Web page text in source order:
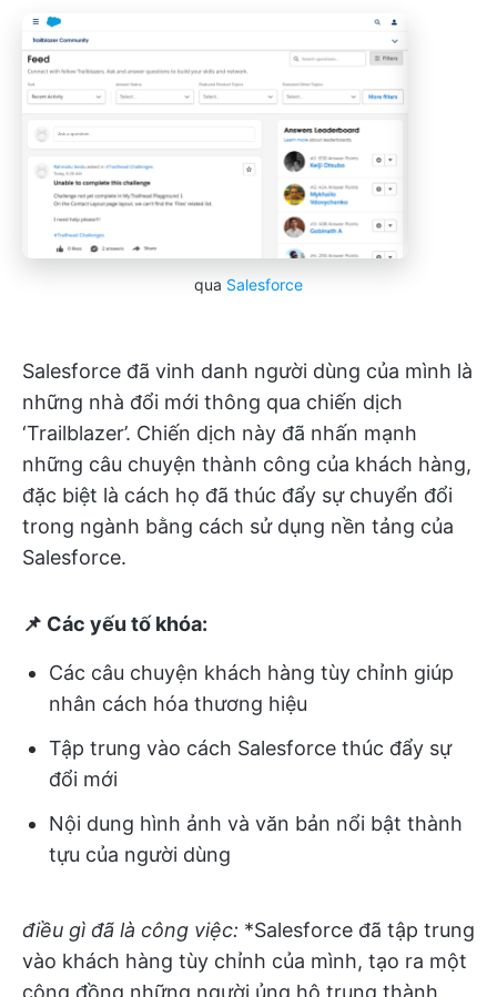
qua Salesforce
Salesforce đã vinh danh người dùng của mình là
những nhà đổi mới thông qua chiến dịch
‘Trailblazer’. Chiến dịch này đã nhấn mạnh
những câu chuyện thành công của khách hàng,
đặc biệt là cách họ đã thúc đẩy sự chuyển đổi
trong ngành bằng cách sử dụng nền tảng của
Salesforce.
📌 Các yếu tố khóa:
Các câu chuyện khách hàng tùy chỉnh giúp
nhân cách hóa thương hiệu
Tập trung vào cách Salesforce thúc đẩy sự
đổi mới
Nội dung hình ảnh và văn bản nổi bật thành
tựu của người dùng
điều gì đã là công việc: *Salesforce đã tập trung
vào khách hàng tùy chỉnh của mình, tạo ra một
cộng đồng những người ủng hộ trung thành